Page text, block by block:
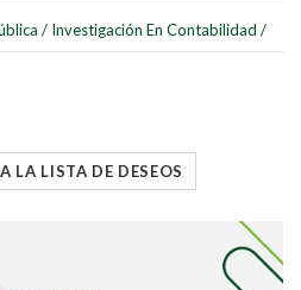
Buscar
/ Investigación En Contabilidad /
LA LISTA DE DESEOS